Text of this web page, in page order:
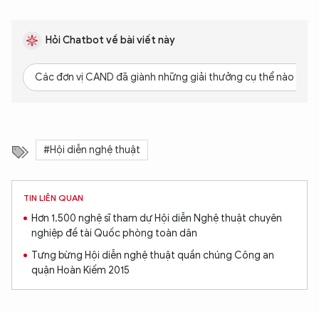
Hỏi Chatbot về bài viết này
Các đơn vị CAND đã giành những giải thưởng cụ thể nào tại
#Hội diễn nghệ thuật
TIN LIÊN QUAN
Hơn 1.500 nghệ sĩ tham dự Hội diễn Nghệ thuật chuyên
nghiệp đề tài Quốc phòng toàn dân
Tưng bừng Hội diễn nghệ thuật quần chúng Công an
quận Hoàn Kiếm 2015
Hãy hỏi tôi bất kỳ điều gì bạn cần biết về
An Ninh Thủ Đô nhé. Tôi sẵn sàng hỗ trợ!